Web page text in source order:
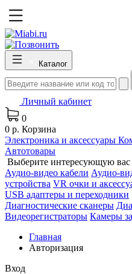
Каталог
Личный кабинет
0
0 р. Корзина
Электроника и аксессуары
Автотовары
Выберите интересующую вас
Аудио-видео кабели Аудио-
устройства VR очки и
USB адаптеры и переходники
Диагностические сканеры
Видеорегистраторы Камеры
Главная
Авторизация
Вход